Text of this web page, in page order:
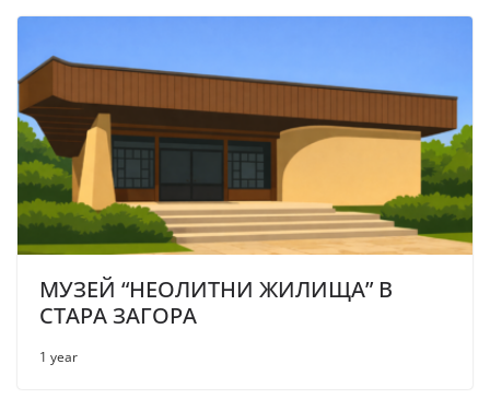
МУЗЕЙ “НЕОЛИТНИ ЖИЛИЩА” В
СТАРА ЗАГОРА
1 year